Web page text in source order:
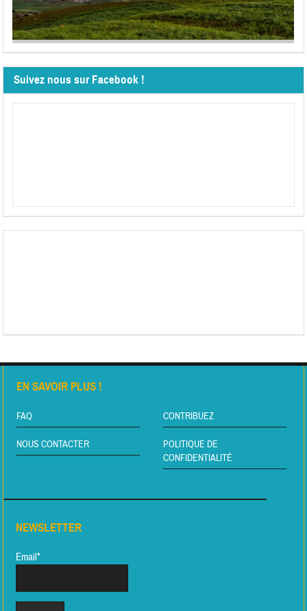
Suivez nous sur Facebook !
EN SAVOIR PLUS !
FAQ CONTRIBUEZ
NOUS CONTACTER
POLITIQUE DE
CONFIDENTIALITÉ
NEWSLETTER
Email*